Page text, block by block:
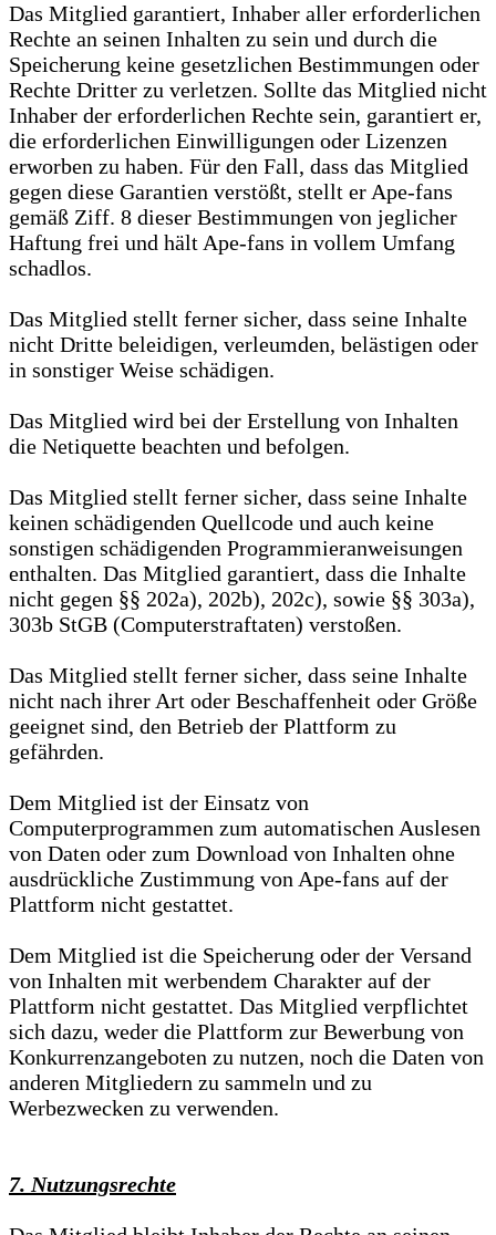
Das Mitglied garantiert, Inhaber aller erforderlichen
Rechte an seinen Inhalten zu sein und durch die
Speicherung keine gesetzlichen Bestimmungen oder
Rechte Dritter zu verletzen. Sollte das Mitglied nicht
Inhaber der erforderlichen Rechte sein, garantiert er,
die erforderlichen Einwilligungen oder Lizenzen
erworben zu haben. Für den Fall, dass das Mitglied
gegen diese Garantien verstößt, stellt er Ape-fans
gemäß Ziff. 8 dieser Bestimmungen von jeglicher
Haftung frei und hält Ape-fans in vollem Umfang
schadlos.
Das Mitglied stellt ferner sicher, dass seine Inhalte
nicht Dritte beleidigen, verleumden, belästigen oder
in sonstiger Weise schädigen.
Das Mitglied wird bei der Erstellung von Inhalten
die Netiquette beachten und befolgen.
Das Mitglied stellt ferner sicher, dass seine Inhalte
keinen schädigenden Quellcode und auch keine
sonstigen schädigenden Programmieranweisungen
enthalten. Das Mitglied garantiert, dass die Inhalte
nicht gegen §§ 202a), 202b), 202c), sowie §§ 303a),
303b StGB (Computerstraftaten) verstoßen.
Das Mitglied stellt ferner sicher, dass seine Inhalte
nicht nach ihrer Art oder Beschaffenheit oder Größe
geeignet sind, den Betrieb der Plattform zu
gefährden.
Dem Mitglied ist der Einsatz von
Computerprogrammen zum automatischen Auslesen
von Daten oder zum Download von Inhalten ohne
ausdrückliche Zustimmung von Ape-fans auf der
Plattform nicht gestattet.
Dem Mitglied ist die Speicherung oder der Versand
von Inhalten mit werbendem Charakter auf der
Plattform nicht gestattet. Das Mitglied verpflichtet
sich dazu, weder die Plattform zur Bewerbung von
Konkurrenzangeboten zu nutzen, noch die Daten von
anderen Mitgliedern zu sammeln und zu
Werbezwecken zu verwenden.
7. Nutzungsrechte